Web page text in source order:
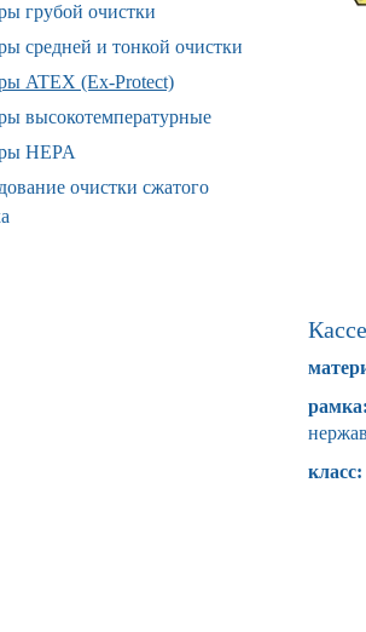
грубой очистки
средней и тонкой очистки
ATEX (Ex-Protect)
высокотемпературные
HEPA
очистки сжатого
рамка:
класс: